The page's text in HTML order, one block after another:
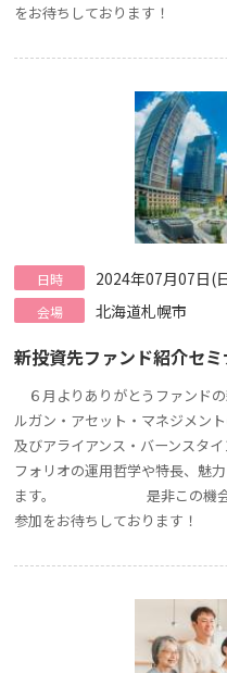
をお待ちしております！
日時 2024年07月07日(
会場 北海道札幌市
新投資先ファンド紹介セミ
６月よりありがとうファンド
ルガン・アセット・マネジメン
及びアライアンス・バーンスタ
フォリオの運用哲学や特長、魅
ます。 是非この機会にご
参加をお待ちしております！